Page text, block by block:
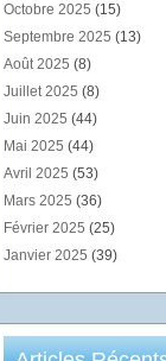
Octobre 2025 (15)
Septembre 2025 (13)
Août 2025 (8)
Juillet 2025 (8)
Juin 2025 (44)
Mai 2025 (44)
Avril 2025 (53)
Mars 2025 (36)
Février 2025 (25)
Janvier 2025 (39)